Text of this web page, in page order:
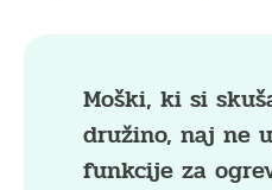
Moški, ki si
družino, naj ne
funkcije za